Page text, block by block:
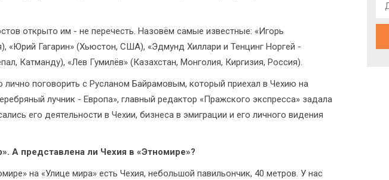
открыто им - не перечесть. Назовём самые известные: «Игорь
«Юрий Гагарин» (Хьюстон, США), «Эдмунд Хиллари и Тенцинг Норгей -
Катманду), «Лев Гумилёв» (Казахстан, Монголия, Киргизия, Россия).
поговорить с Русланом Байрамовым, который приехал в Чехию на
лучник - Европа», главный редактор «Пражского экспресса» задала
его деятельности в Чехии, бизнеса в эмиграции и его личного видения
А представлена ли Чехия в «Этномире»?
на «Улице мира» есть Чехия, небольшой павильончик, 40 метров. У нас